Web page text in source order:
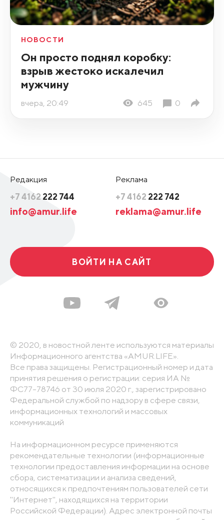
НОВОСТИ
Он просто поднял коробку:
взрыв жестоко искалечил
мужчину
вчера, 20:49 645 0
Редакция
+7 4162 222 744
info@amur.life
Реклама
+7 4162 222 742
reklama@amur.life
ВОЙТИ НА САЙТ
© 2020, в новостной ленте используются материалы
Информационного агентства «AMUR.LIFE».
Все права защищены. Регистрационный номер и дата
принятия решения о регистрации: серия ИА №
ФС77-78746 от 30 июля 2020 г., зарегистрировано
Федеральной службой по надзору в сфере связи,
информационных технологий и массовых
коммуникаций
На информационном ресурсе применяются
рекомендательные технологии (информационные
технологии предоставления информации на основе
сбора, систематизации и анализа сведений,
относящихся к предпочтениям пользователей сети
"Интернет", находящихся на территории
Российской Федерации). Адрес электронной почты